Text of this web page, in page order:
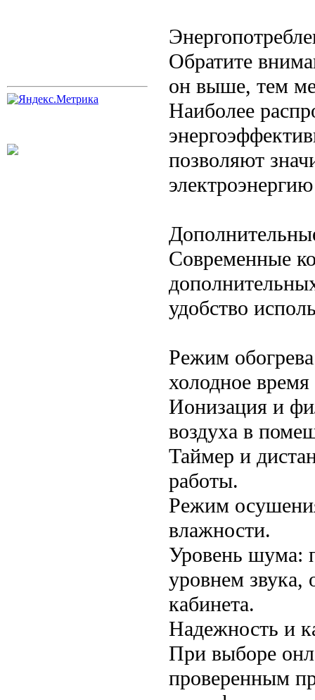
Обратите
он выше, тем
Наиболее
позволяют
Современные
удобство
Режим
холодное время
Ионизация и
воздуха в
Таймер и
работы.
Режим
влажности.
Уровень шума:
уровнем звука,
кабинета.
Надежность и
При выборе
проверенным